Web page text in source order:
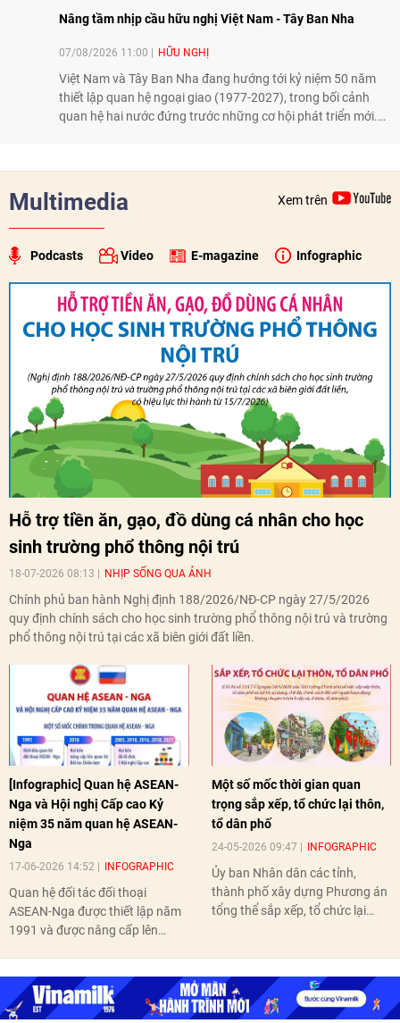
Nâng tầm nhịp cầu hữu nghị Việt Nam - Tây Ban Nha
07/08/2026 11:00 HỮU NGHỊ
Việt Nam và Tây Ban Nha đang hướng tới kỷ niệm 50 năm
thiết lập quan hệ ngoại giao (1977-2027), trong bối cảnh
quan hệ hai nước đứng trước những cơ hội phát triển mới.
xã hội, tăng cường hiểu biết, tin cậy và gắn bó giữa nhân
dân hai nước.
Multimedia Xem trên
Podcasts Video E-magazine Infographic
Hỗ trợ tiền ăn, gạo, đồ dùng cá nhân cho học
sinh trường phổ thông nội trú
18-07-2026 08:13 NHỊP SỐNG QUA ẢNH
Chính phủ ban hành Nghị định 188/2026/NĐ-CP ngày 27/5/2026
quy định chính sách cho học sinh trường phổ thông nội trú và trường
phổ thông nội trú tại các xã biên giới đất liền.
[Infographic] Quan hệ ASEAN-
Nga và Hội nghị Cấp cao Kỷ
niệm 35 năm quan hệ ASEAN-
Nga
17-06-2026 14:52 INFOGRAPHIC
Quan hệ đối tác đối thoại
ASEAN-Nga được thiết lập năm
1991 và được nâng cấp lên
nghị Cấp cao vào các năm 2005,
2010, 2016, 2018, 2021.
Một số mốc thời gian quan
trọng sắp xếp, tổ chức lại thôn,
tổ dân phố
24-05-2026 09:47 INFOGRAPHIC
Ủy ban Nhân dân các tỉnh,
thành phố xây dựng Phương án
tổng thể sắp xếp, tổ chức lại